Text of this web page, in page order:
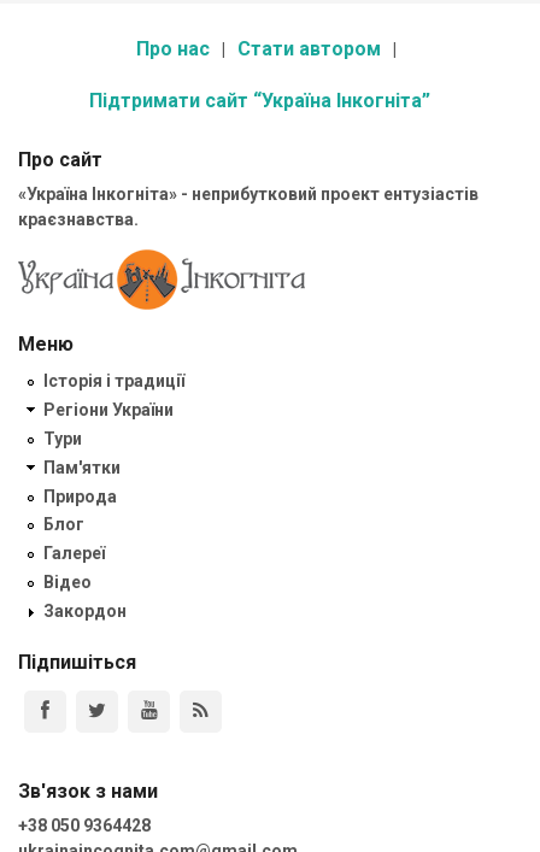
Про нас Стати автором
Підтримати сайт “Україна Інкогніта”
Про сайт
«Україна Інкогніта» - неприбутковий проект ентузіастів
краєзнавства.
Меню
Історія і традиції
Регіони України
Тури
Пам'ятки
Природа
Блог
Галереї
Відео
Закордон
Підпишіться
Зв'язок з нами
+38 050 9364428